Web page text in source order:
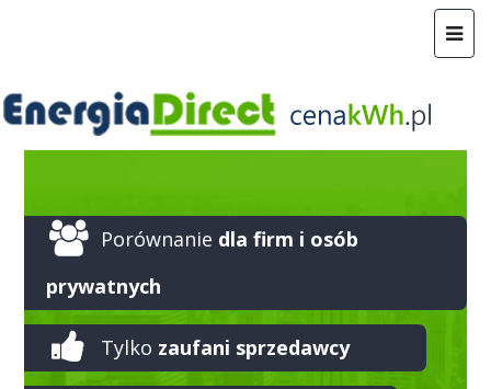
Porównanie dla firm i osób
prywatnych
Tylko zaufani sprzedawcy